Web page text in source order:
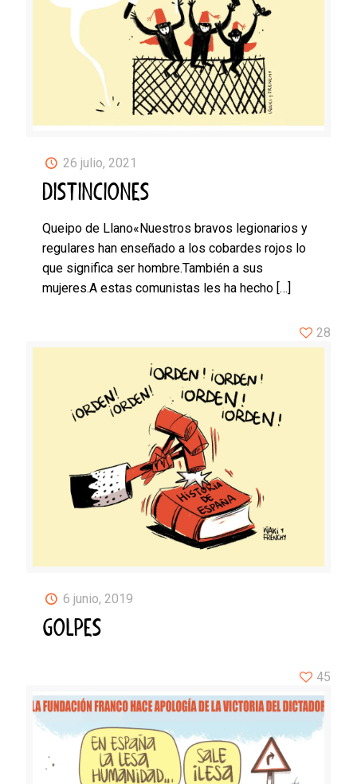
26 julio, 2021
DISTINCIONES
Queipo de Llano«Nuestros bravos legionarios y
regulares han enseñado a los cobardes rojos lo
que significa ser hombre.También a sus
mujeres.A estas comunistas les ha hecho […]
6 junio, 2019
GOLPES
28
45